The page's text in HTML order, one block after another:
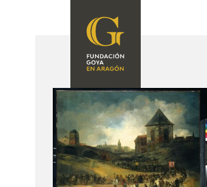
FOUNDATION
SOMOS
CORPORATE
ACTION
SEDE
ACTIVIDADES